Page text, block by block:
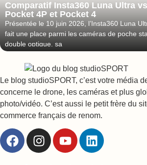
Comparatif Insta360 Luna Ultra
Pocket 4P et Pocket 4
Présentée le 10 juin 2026, l’Insta360 Luna
fait une place parmi les caméras de poche
double optique, sa
Le blog studioSPORT, c’est votre média
concerne le drone, les caméras et plus
photo/vidéo. C’est aussi le petit frère du
commerce français de renom.